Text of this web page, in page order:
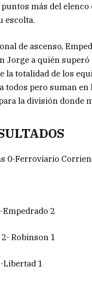
puntos más del
escolta.
de ascenso,
Jorge a quién superó
la totalidad de los
todos pero suman en
la división donde
0-Ferroviario
Empedrado 2
Robinson 1
Libertad 1